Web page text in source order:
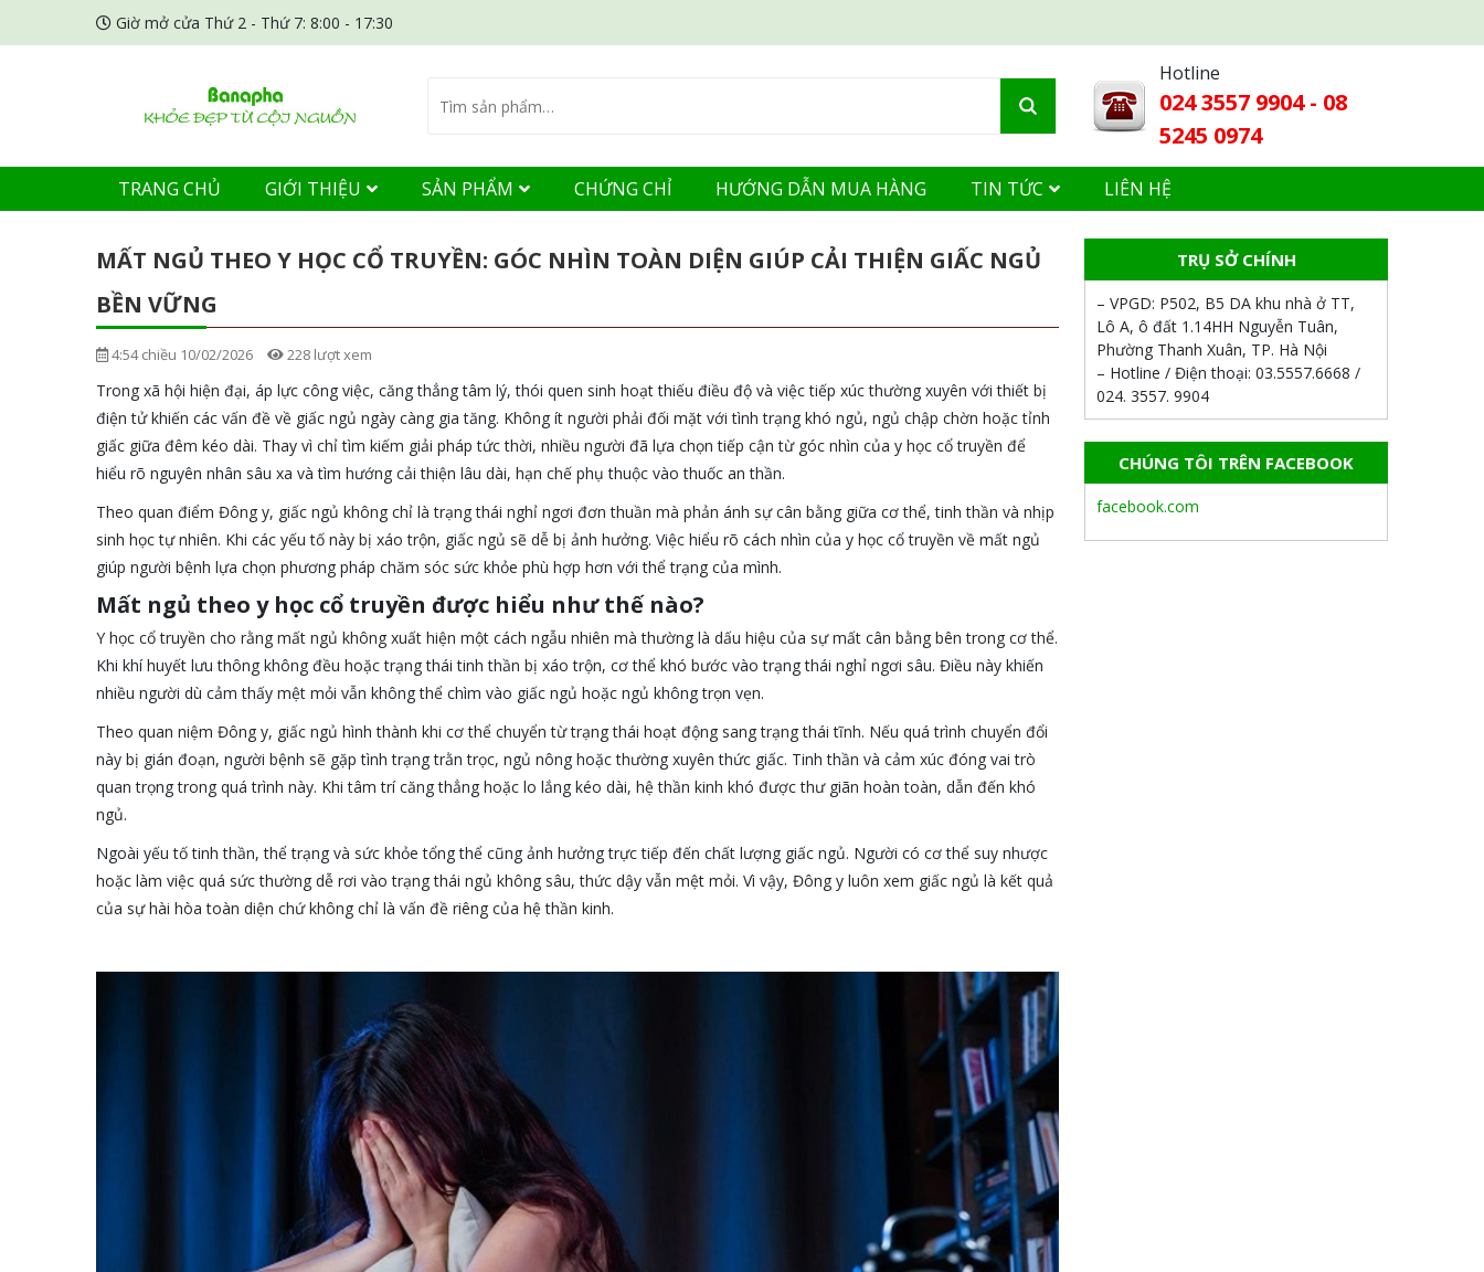
Giờ mở cửa Thứ 2 - Thứ 7: 8:00 - 17:30
Hotline
024 3557 9904 - 08
5245 0974
TRANG CHỦ GIỚI THIỆU SẢN PHẨM CHỨNG CHỈ HƯỚNG DẪN MUA HÀNG TIN TỨC LIÊN HỆ
MẤT NGỦ THEO Y HỌC CỔ TRUYỀN: GÓC NHÌN TOÀN DIỆN GIÚP CẢI THIỆN GIẤC NGỦ
BỀN VỮNG
4:54 chiều 10/02/2026 228 lượt xem
Trong xã hội hiện đại, áp lực công việc, căng thẳng tâm lý, thói quen sinh hoạt thiếu điều độ và việc tiếp xúc thường xuyên với thiết bị
điện tử khiến các vấn đề về giấc ngủ ngày càng gia tăng. Không ít người phải đối mặt với tình trạng khó ngủ, ngủ chập chờn hoặc tỉnh
giấc giữa đêm kéo dài. Thay vì chỉ tìm kiếm giải pháp tức thời, nhiều người đã lựa chọn tiếp cận từ góc nhìn của y học cổ truyền để
hiểu rõ nguyên nhân sâu xa và tìm hướng cải thiện lâu dài, hạn chế phụ thuộc vào thuốc an thần.
Theo quan điểm Đông y, giấc ngủ không chỉ là trạng thái nghỉ ngơi đơn thuần mà phản ánh sự cân bằng giữa cơ thể, tinh thần và nhịp
sinh học tự nhiên. Khi các yếu tố này bị xáo trộn, giấc ngủ sẽ dễ bị ảnh hưởng. Việc hiểu rõ cách nhìn của y học cổ truyền về mất ngủ
giúp người bệnh lựa chọn phương pháp chăm sóc sức khỏe phù hợp hơn với thể trạng của mình.
Mất ngủ theo y học cổ truyền được hiểu như thế nào?
Y học cổ truyền cho rằng mất ngủ không xuất hiện một cách ngẫu nhiên mà thường là dấu hiệu của sự mất cân bằng bên trong cơ thể.
Khi khí huyết lưu thông không đều hoặc trạng thái tinh thần bị xáo trộn, cơ thể khó bước vào trạng thái nghỉ ngơi sâu. Điều này khiến
nhiều người dù cảm thấy mệt mỏi vẫn không thể chìm vào giấc ngủ hoặc ngủ không trọn vẹn.
Theo quan niệm Đông y, giấc ngủ hình thành khi cơ thể chuyển từ trạng thái hoạt động sang trạng thái tĩnh. Nếu quá trình chuyển đổi
này bị gián đoạn, người bệnh sẽ gặp tình trạng trằn trọc, ngủ nông hoặc thường xuyên thức giấc. Tinh thần và cảm xúc đóng vai trò
quan trọng trong quá trình này. Khi tâm trí căng thẳng hoặc lo lắng kéo dài, hệ thần kinh khó được thư giãn hoàn toàn, dẫn đến khó
ngủ.
Ngoài yếu tố tinh thần, thể trạng và sức khỏe tổng thể cũng ảnh hưởng trực tiếp đến chất lượng giấc ngủ. Người có cơ thể suy nhược
hoặc làm việc quá sức thường dễ rơi vào trạng thái ngủ không sâu, thức dậy vẫn mệt mỏi. Vì vậy, Đông y luôn xem giấc ngủ là kết quả
của sự hài hòa toàn diện chứ không chỉ là vấn đề riêng của hệ thần kinh.
TRỤ SỞ CHÍNH
– VPGD: P502, B5 DA khu nhà ở TT,
Lô A, ô đất 1.14HH Nguyễn Tuân,
Phường Thanh Xuân, TP. Hà Nội
– Hotline / Điện thoại: 03.5557.6668 /
024. 3557. 9904
CHÚNG TÔI TRÊN FACEBOOK
facebook.com